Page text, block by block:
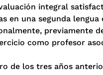
integral
en una segunda
previamente
como profesor
de los tres años